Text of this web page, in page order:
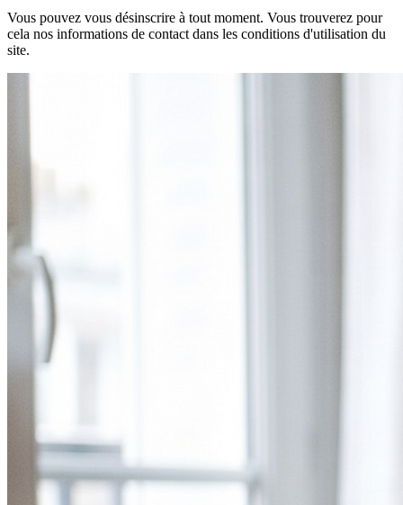
Vous pouvez vous désinscrire à tout moment. Vous trouverez pour
cela nos informations de contact dans les conditions d'utilisation du
site.